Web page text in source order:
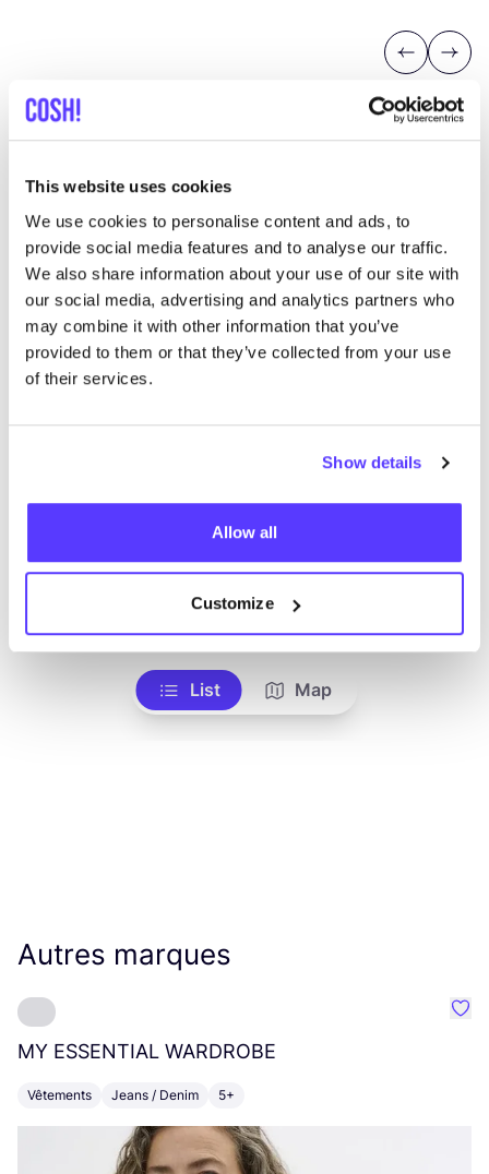
This website uses cookies
We use cookies to personalise content and ads, to
provide social media features and to analyse our traffic.
We also share information about your use of our site with
our social media, advertising and analytics partners who
may combine it with other information that you’ve
provided to them or that they’ve collected from your use
of their services.
Show details
Allow all
Customize
Previous
Next
Découvrez où acheter Viller Valla
Voir tous les magasins
List Map
Autres marques
MY ESSENTIAL WARDROBE
Vêtements Jeans / Denim 5+